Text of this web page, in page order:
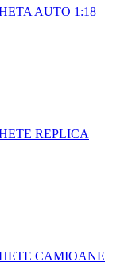
AUTO 1:18
REPLICA
CAMIOANE